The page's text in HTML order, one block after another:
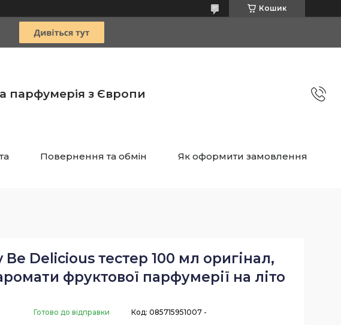
Кошик
парфумерія з Європи
Повернення та обмін Як оформити замовлення
Be Delicious тестер 100 мл оригінал,
фруктової парфумерії на літо
Готово до відправки Код: 085715951007 -